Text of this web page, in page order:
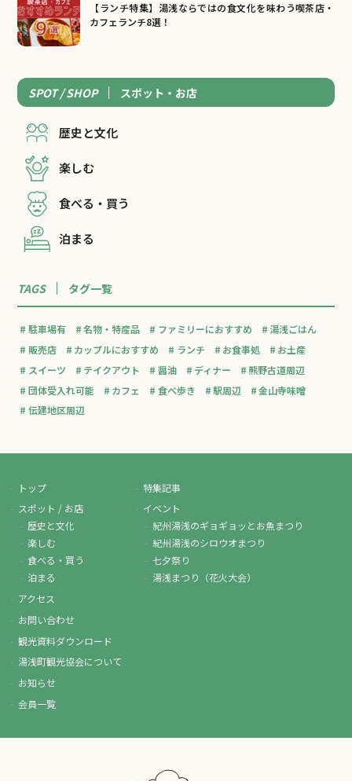
【ランチ特集】湯浅ならではの食文化を味わう喫茶店・
カフェランチ8選！
SPOT / SHOP スポット・お店
歴史と文化
楽しむ
食べる・買う
泊まる
TAGS タグ一覧
駐車場有 名物・特産品 ファミリーにおすすめ
湯浅ごはん
販売店
カップルにおすすめ ランチ お食事処
お土産
スイーツ
テイクアウト 醤油 ディナー
熊野古道周辺
団体受入れ可能
カフェ 食べ歩き 駅周辺
金山寺味噌
伝建地区周辺
トップ
スポット / お店
歴史と文化
楽しむ
食べる・買う
泊まる
特集記事
イベント
紀州湯浅のギョギョッとお魚まつり
紀州湯浅のシロウオまつり
七夕祭り
湯浅まつり（花火大会）
アクセス
お問い合わせ
観光資料ダウンロード
湯浅町観光協会について
お知らせ
会員一覧